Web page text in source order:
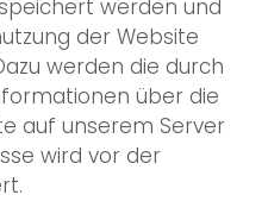
werden und
der Website
werden die durch
über die
auf unserem Server
wird vor der